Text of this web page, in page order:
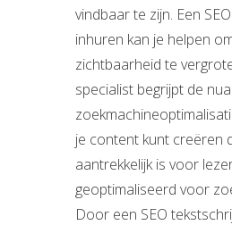
vindbaar te zijn. Een
inhuren kan je helpen
zichtbaarheid te
specialist begrijpt de
je content kunt creëren
aantrekkelijk is voor
geoptimaliseerd voor
Door een SEO